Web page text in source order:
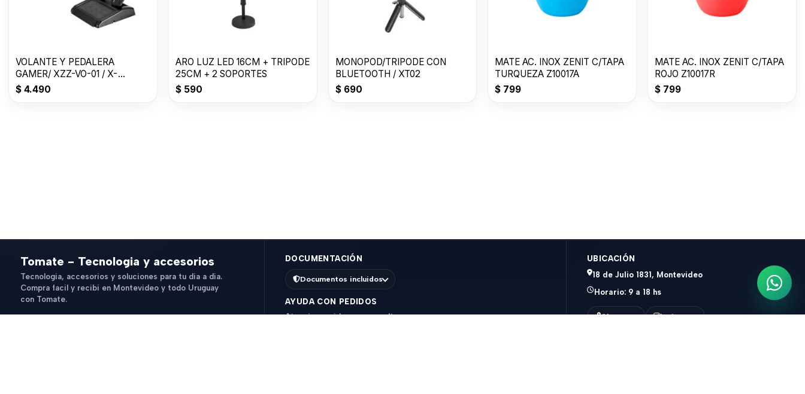
VOLANTE Y PEDALERA
GAMER/ XZZ-VO-01 / X-
LIZZARD
$ 4.490
ARO LUZ LED 16CM + TRIPODE
25CM + 2 SOPORTES
$590
MONOPOD/TRIPODE CON
BLUETOOTH / XT02
$690
MATE AC. INOX ZENIT C/TAPA
TURQUEZA Z10017A
$ 799
MATE AC. INOX ZENIT C/TAPA
ROJO Z10017R
$ 799
Tomate - Tecnologia y accesorios
Tecnologia, accesorios y soluciones para tu dia a dia.
Compra facil y recibi en Montevideo y todo Uruguay
con Tomate.
DOCUMENTACIÓN
Documentos incluidos
AYUDA CON PEDIDOS
Atencion rapida para consultas, compras o
UBICACIÓN
18 de Julio 1831, Montevideo
Horario: 9 a 18 hs
Ver mapa Instagram